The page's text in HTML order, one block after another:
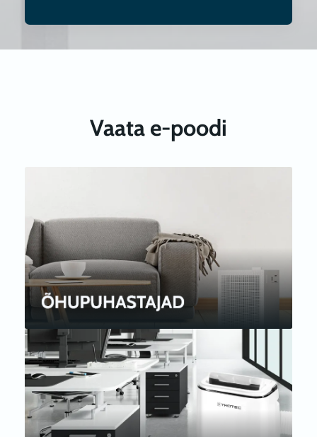
Vaata e-poodi